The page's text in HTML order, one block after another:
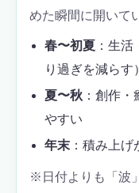
めた瞬間に開いて
春〜初夏 ：生
り過ぎを減らす）
夏〜秋 ：創作
やすい
年末 ：積み上
※日付よりも「波